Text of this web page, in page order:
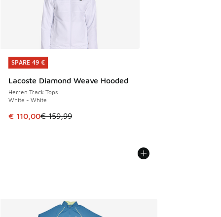
SPARE 49 €
Lacoste Diamond Weave Hooded
Herren Track Tops
White - White
Dieser Artikel ist im Sale. Der Preis ist von € 159,99 auf €
€ 110,00€ 159,99
SPARE 49 €